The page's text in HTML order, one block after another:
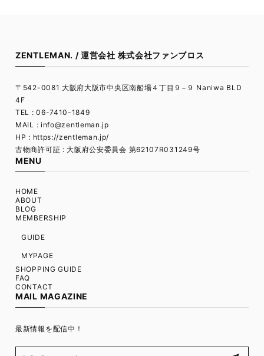
ZENTLEMAN. / 運営会社 株式会社ファンブロス
〒542-0081 大阪府大阪市中央区南船場４丁目９−９ Naniwa BLD
4F
TEL : 06-7410-1849
MAIL : info@zentleman.jp
HP : https://zentleman.jp/
古物商許可証 : 大阪府公安委員会 第62107R031249号
MENU
HOME
ABOUT
BLOG
MEMBERSHIP
GUIDE
MYPAGE
SHOPPING GUIDE
FAQ
CONTACT
MAIL MAGAZINE
最新情報を配信中！